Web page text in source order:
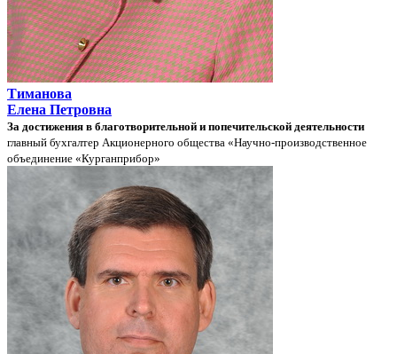
Тиманова
Елена Петровна
За достижения в благотворительной и попечительской деятельности
главный бухгалтер Акционерного общества «Научно-производственное
объединение «Курганприбор»